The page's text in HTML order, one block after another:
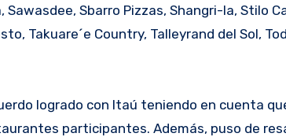
Sbarro Pizzas, Shangri-la, Stilo
Takuare´e Country, Talleyrand del Sol,
logrado con Itaú teniendo en cuenta
participantes. Además, puso de